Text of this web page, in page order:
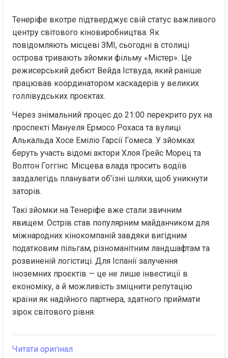
Тенеріфе вкотре підтверджує свій статус важливого
центру світового кіновиробництва. Як
повідомляють місцеві ЗМІ, сьогодні в столиці
острова тривають зйомки фільму «Містер». Це
режисерський дебют Вейда Іствуда, який раніше
працював координатором каскадерів у великих
голлівудських проєктах.
Через знімальний процес до 21:00 перекрито рух на
проспекті Мануеля Ермосо Рохаса та вулиці
Алькальда Хосе Еміліо Гарсії Гомеса. У зйомках
беруть участь відомі актори Хлоя Грейс Морец та
Волтон Гоггінс. Місцева влада просить водіїв
заздалегідь планувати об’їзні шляхи, щоб уникнути
заторів.
Такі зйомки на Тенеріфе вже стали звичним
явищем. Острів став популярним майданчиком для
міжнародних кінокомпаній завдяки вигідним
податковим пільгам, різноманітним ландшафтам та
розвиненій логістиці. Для Іспанії залучення
іноземних проєктів — це не лише інвестиції в
економіку, а й можливість зміцнити репутацію
країни як надійного партнера, здатного приймати
зірок світового рівня.
Читати оригінал